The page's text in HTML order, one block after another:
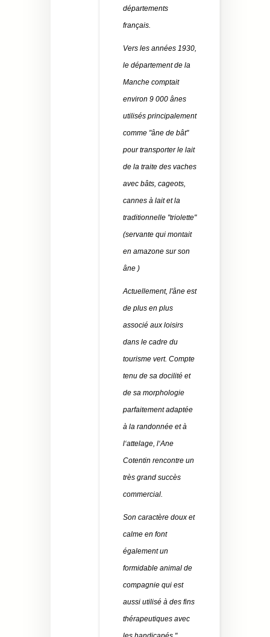
départements
français.
Vers les années 1930,
le département de la
Manche comptait
environ 9 000 ânes
utilisés principalement
comme "âne de bât"
pour transporter le lait
de la traite des vaches
avec bâts, cageots,
cannes à lait et la
traditionnelle "triolette"
(servante qui montait
en amazone sur son
âne )
Actuellement, l'âne est
de plus en plus
associé aux loisirs
dans le cadre du
tourisme vert. Compte
tenu de sa docilité et
de sa morphologie
parfaitement adaptée
à la randonnée et à
l‘attelage, l‘Ane
Cotentin rencontre un
très grand succès
commercial.
Son caractère doux et
calme en font
également un
formidable animal de
compagnie qui est
aussi utilisé à des fins
thérapeutiques avec